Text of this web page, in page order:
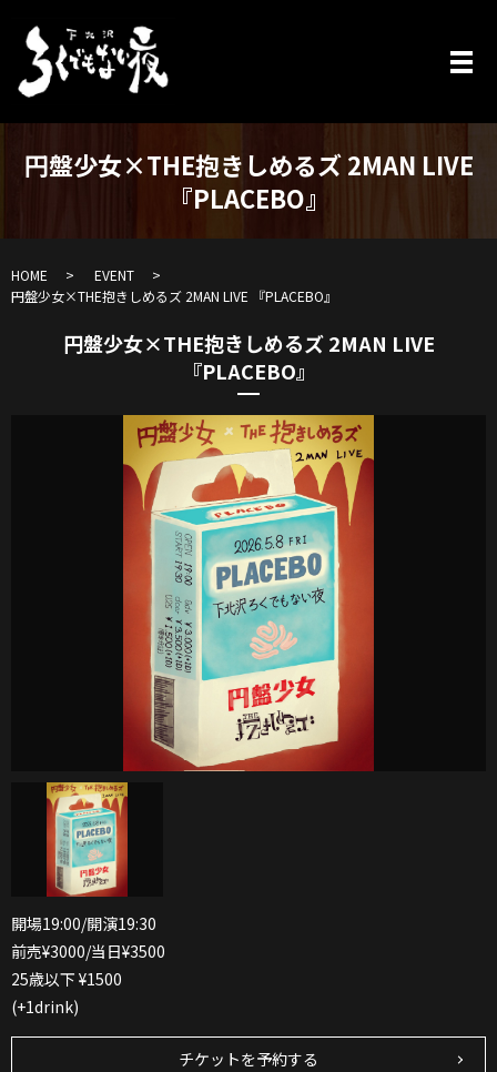
円盤少女×THE抱きしめるズ 2MAN LIVE
『PLACEBO』
HOME
EVENT
円盤少女×THE抱きしめるズ 2MAN LIVE 『PLACEBO』
円盤少女×THE抱きしめるズ 2MAN LIVE
『PLACEBO』
開場19:00/開演19:30
前売¥3000/当日¥3500
25歳以下 ¥1500
(+1drink)
チケットを予約する